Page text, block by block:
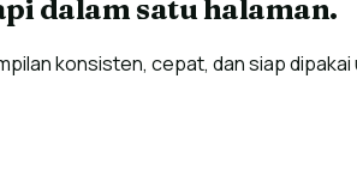
dalam satu halaman.
konsisten, cepat, dan siap